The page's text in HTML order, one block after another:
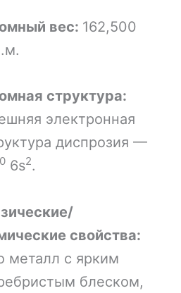
вес: 162,500
структура:
электронная
диспрозия —
6s2.
свойства:
металл с ярким
блеском,